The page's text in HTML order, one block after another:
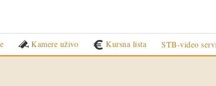
Kamere uživo Kursna lista STB-video